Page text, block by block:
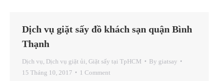
Dịch vụ giặt sấy đồ khách sạn quận Bình
Thạnh
Dịch vụ Dịch vụ giặt ủi Giặt sấy tại TpHCM By giatsay
15 Tháng 10, 2017
1 Comment